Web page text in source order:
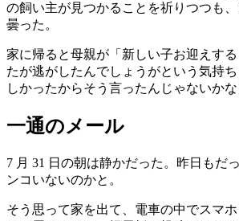
の飼い主が見つかることを祈りつつも
曇った。
家に帰ると母親が「新しい子お迎えす
たが逃がしたんでしょうがという気持
しかったからそう言ったんじゃないかな
一通のメール
7 月 31 日の朝は静かだった。昨日もだ
ンコいないのかと。
そう思って家を出て、電車の中でスマ